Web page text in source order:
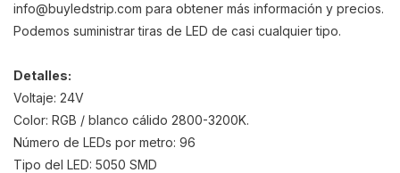
info@buyledstrip.com para obtener más información y precios.
Podemos suministrar tiras de LED de casi cualquier tipo.
Detalles:
Voltaje: 24V
Color: RGB / blanco cálido 2800-3200K.
Número de LEDs por metro: 96
Tipo del LED: 5050 SMD